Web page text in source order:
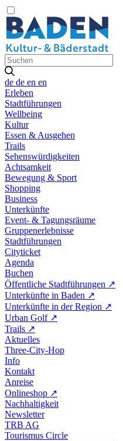
de de en en
Erleben
Stadtführungen
Wellbeing
Kultur
Essen & Ausgehen
Trails
Sehenswürdigkeiten
Achtsamkeit
Bewegung & Sport
Shopping
Business
Unterkünfte
Event- & Tagungsräume
Gruppenerlebnisse
Stadtführungen
Cityticket
Agenda
Buchen
Öffentliche Stadtführungen ↗
Unterkünfte in Baden ↗
Unterkünfte in der Region ↗
Urban Golf ↗
Trails ↗
Aktuelles
Three-City-Hop
Info
Kontakt
Anreise
Onlineshop ↗
Nachhaltigkeit
Newsletter
TRB AG
Tourismus Circle